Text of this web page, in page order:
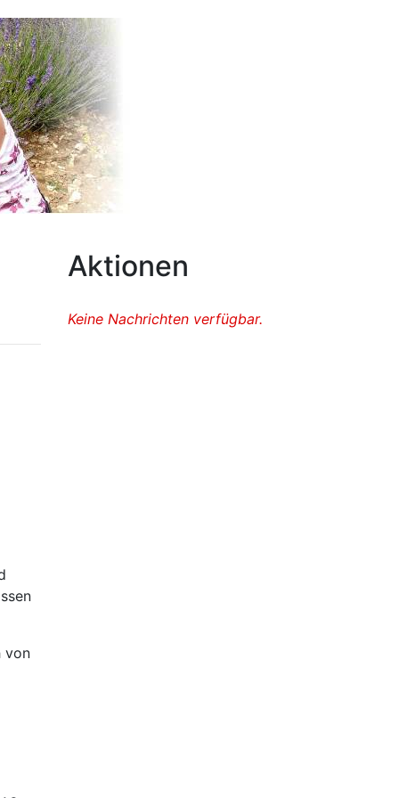
von
Aktionen
Keine Nachrichten verfügbar.